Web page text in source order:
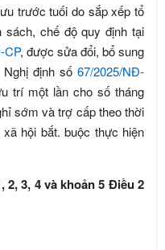
trước tuối do sắp xếp tổ
chế độ quy định tại
CP, được sửa đổi, bổ sung
định số 67/2025/NĐ-
trí một lần cho số tháng
sớm và trợ cấp theo thời
hội bắt. buộc thực hiện
3, 4 và khoản 5 Điều 2